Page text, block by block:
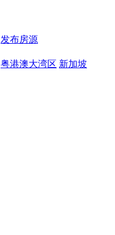
发布房源
粤港澳大湾区 新加坡